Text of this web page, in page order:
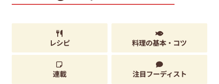
レシピ 料理の基本・コツ
連載 注目フーディスト